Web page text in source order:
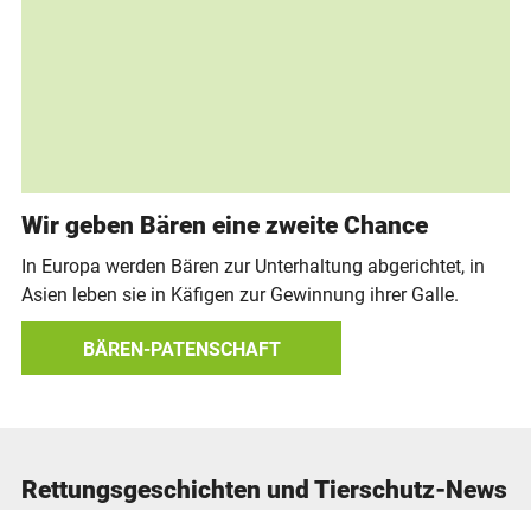
Wir geben Bären eine zweite Chance
In Europa werden Bären zur Unterhaltung abgerichtet, in
Asien leben sie in Käfigen zur Gewinnung ihrer Galle.
BÄREN-PATENSCHAFT
Rettungsgeschichten und Tierschutz-News